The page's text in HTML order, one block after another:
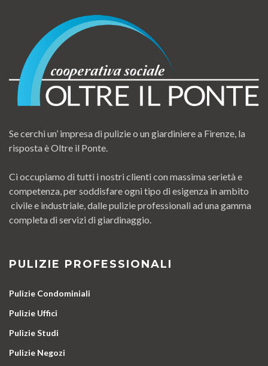
Se cerchi un’ impresa di pulizie o un giardiniere a Firenze, la
risposta è Oltre il Ponte.
Ci occupiamo di tutti i nostri clienti con massima serietà e
competenza, per soddisfare ogni tipo di esigenza in ambito
civile e industriale, dalle pulizie professionali ad una gamma
completa di servizi di giardinaggio.
PULIZIE PROFESSIONALI
Pulizie Condominiali
Pulizie Uffici
Pulizie Studi
Pulizie Negozi